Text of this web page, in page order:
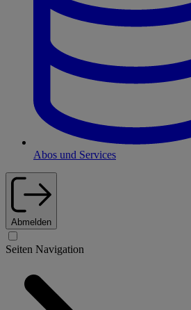
Abos und Services
Abmelden
Seiten Navigation